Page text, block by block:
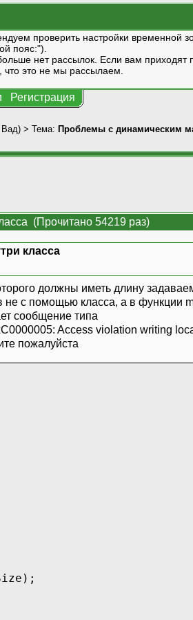
проверить настройки
пояс:").
нет рассылок. Если вам
что это не мы рассылаем.
Регистрация
Вад) > Тема: Проблемы с динамическим
(Прочитано 54219 раз)
класса
должны иметь длину
с помощью класса, а в функции
сообщение типа
Access violation writing
пожалуйста